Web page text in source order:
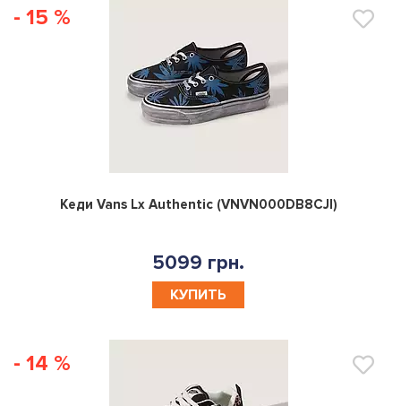
- 15 %
0
Кеди Vans Lx Authentic (VNVN000DB8CJI)
5099 грн.
КУПИТЬ
- 14 %